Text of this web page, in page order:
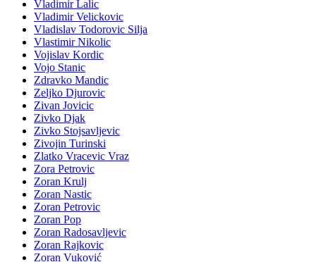
Vladimir Lalic
Vladimir Velickovic
Vladislav Todorovic Silja
Vlastimir Nikolic
Vojislav Kordic
Vojo Stanic
Zdravko Mandic
Zeljko Djurovic
Zivan Jovicic
Zivko Djak
Zivko Stojsavljevic
Zivojin Turinski
Zlatko Vracevic Vraz
Zora Petrovic
Zoran Krulj
Zoran Nastic
Zoran Petrovic
Zoran Pop
Zoran Radosavljevic
Zoran Rajkovic
Zoran Vuković